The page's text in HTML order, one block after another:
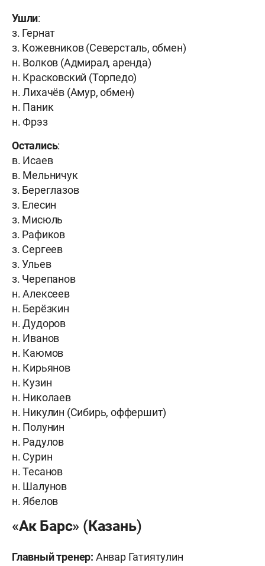
Ушли:
з. Гернат
з. Кожевников (Северсталь, обмен)
н. Волков (Адмирал, аренда)
н. Красковский (Торпедо)
н. Лихачёв (Амур, обмен)
н. Паник
н. Фрэз
Остались:
в. Исаев
в. Мельничук
з. Береглазов
з. Елесин
з. Мисюль
з. Рафиков
з. Сергеев
з. Ульев
з. Черепанов
н. Алексеев
н. Берёзкин
н. Дудоров
н. Иванов
н. Каюмов
н. Кирьянов
н. Кузин
н. Николаев
н. Никулин (Сибирь, оффершит)
н. Полунин
н. Радулов
н. Сурин
н. Тесанов
н. Шалунов
н. Ябелов
«Ак Барс» (Казань)
Главный тренер: Анвар Гатиятулин